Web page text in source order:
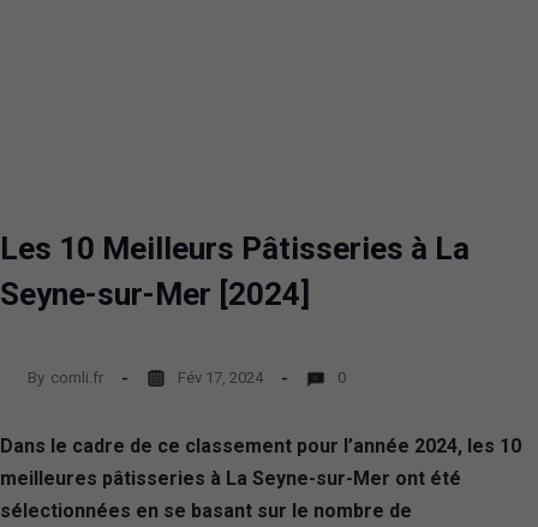
Les 10 Meilleurs Pâtisseries à La
Seyne-sur-Mer [2024]
By comli.fr Fév 17, 2024 0
Dans le cadre de ce classement pour l’année 2024, les 10
meilleures pâtisseries à La Seyne-sur-Mer ont été
sélectionnées en se basant sur le nombre de